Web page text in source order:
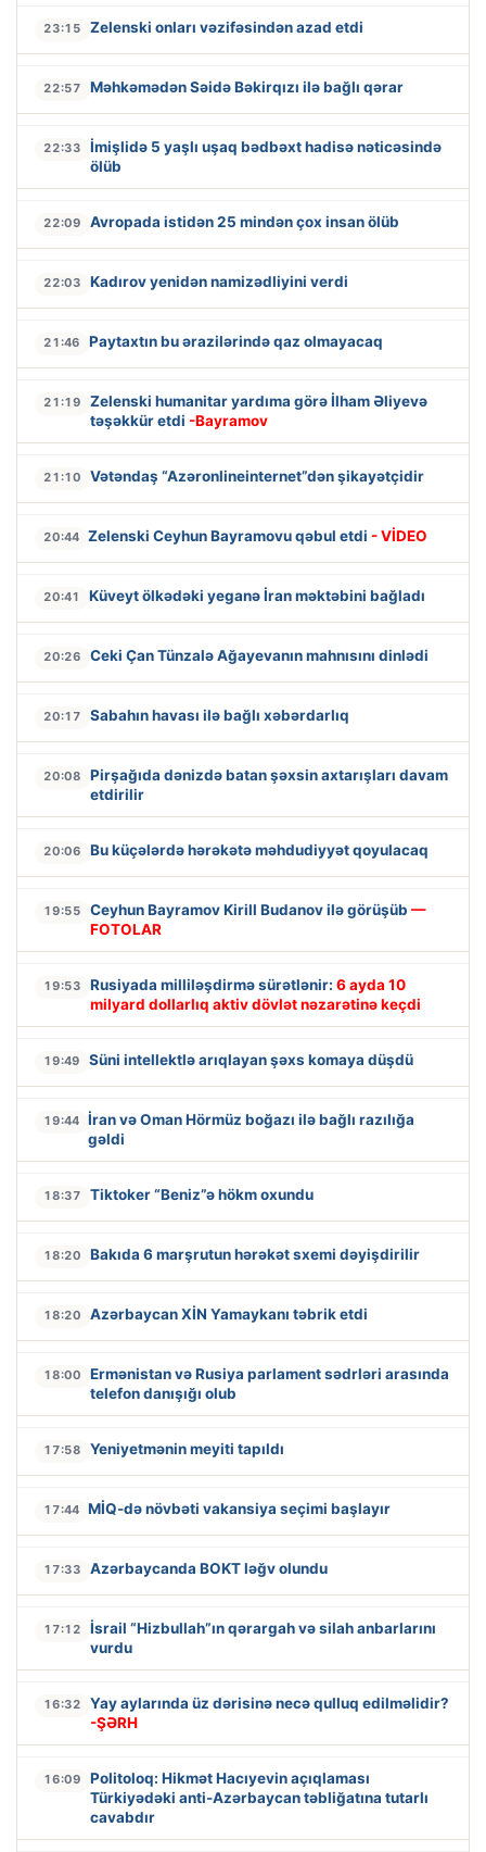
23:15 Zelenski onları vəzifəsindən azad etdi
22:57 Məhkəmədən Səidə Bəkirqızı ilə bağlı qərar
22:33
İmişlidə 5 yaşlı uşaq bədbəxt hadisə nəticəsində
ölüb
22:09 Avropada istidən 25 mindən çox insan ölüb
22:03 Kadırov yenidən namizədliyini verdi
21:46 Paytaxtın bu ərazilərində qaz olmayacaq
21:19
Zelenski humanitar yardıma görə İlham Əliyevə
təşəkkür etdi -Bayramov
21:10 Vətəndaş “Azəronlineinternet”dən şikayətçidir
20:44 Zelenski Ceyhun Bayramovu qəbul etdi - VİDEO
20:41 Küveyt ölkədəki yeganə İran məktəbini bağladı
20:26 Ceki Çan Tünzalə Ağayevanın mahnısını dinlədi
20:17 Sabahın havası ilə bağlı xəbərdarlıq
20:08
Pirşağıda dənizdə batan şəxsin axtarışları davam
etdirilir
20:06 Bu küçələrdə hərəkətə məhdudiyyət qoyulacaq
19:55 Ceyhun Bayramov Kirill Budanov ilə görüşüb —
FOTOLAR
19:53 Rusiyada milliləşdirmə sürətlənir: 6 ayda 10
milyard dollarlıq aktiv dövlət nəzarətinə keçdi
19:49 Süni intellektlə arıqlayan şəxs komaya düşdü
19:44 İran və Oman Hörmüz boğazı ilə bağlı razılığa
gəldi
18:37 Tiktoker “Beniz”ə hökm oxundu
18:20 Bakıda 6 marşrutun hərəkət sxemi dəyişdirilir
18:20 Azərbaycan XİN Yamaykanı təbrik etdi
18:00
Ermənistan və Rusiya parlament sədrləri arasında
telefon danışığı olub
17:58 Yeniyetmənin meyiti tapıldı
17:44 MİQ-də növbəti vakansiya seçimi başlayır
17:33 Azərbaycanda BOKT ləğv olundu
17:12
İsrail “Hizbullah”ın qərargah və silah anbarlarını
vurdu
16:32
Yay aylarında üz dərisinə necə qulluq edilməlidir?
-ŞƏRH
16:09
Politoloq: Hikmət Hacıyevin açıqlaması
Türkiyədəki anti-Azərbaycan təbliğatına tutarlı
cavabdır